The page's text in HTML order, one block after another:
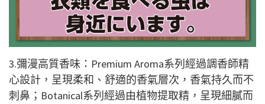
3.彌漫高質香味：Premium Aroma系列經過調香師精
心設計，呈現柔和、舒適的香氣層次，香氣持久而不
刺鼻；Botanical系列經過由植物提取精，呈現細膩而